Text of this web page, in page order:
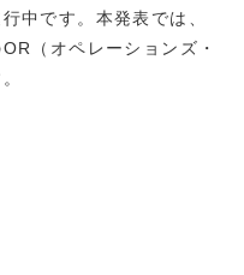
中です。本発表では、
（オペレーションズ・